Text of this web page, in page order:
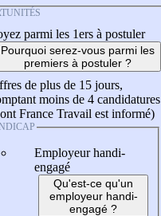
parmi les 1ers à postuler
Pourquoi serez-vous parmi les
premiers à postuler ?
de plus de 15 jours,
moins de 4 candidatures
France Travail est informé)
Employeur handi-
engagé
Qu'est-ce qu'un
employeur handi-
engagé ?